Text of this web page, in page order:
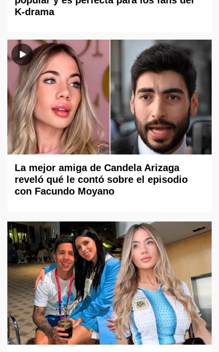
K-drama
La mejor amiga de Candela Arizaga
reveló qué le contó sobre el episodio
con Facundo Moyano